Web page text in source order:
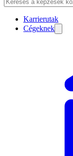
Karrierutak
Cégeknek